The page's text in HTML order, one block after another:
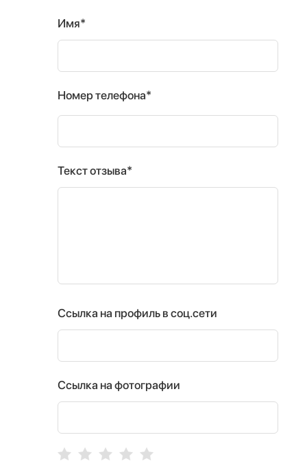
Имя*
Номер телефона*
Текст отзыва*
Ссылка на профиль в соц.сети
Ссылка на фотографии